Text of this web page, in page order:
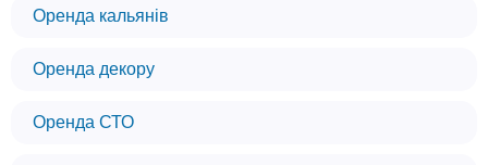
Оренда кальянів
Оренда декору
Оренда СТО